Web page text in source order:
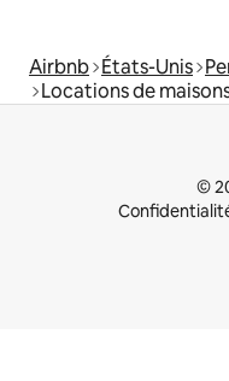
Airbnb États-Unis
Locations de
©